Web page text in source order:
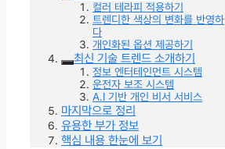
컬러 테라피 적용하기
트렌디한 색상의 변화를 반영하
다
개인화된 옵션 제공하기
최신 기술 트렌드 소개하기
정보 엔터테인먼트 시스템
운전자 보조 시스템
A.I 기반 개인 비서 서비스
마지막으로 정리
유용한 부가 정보
핵심 내용 한눈에 보기